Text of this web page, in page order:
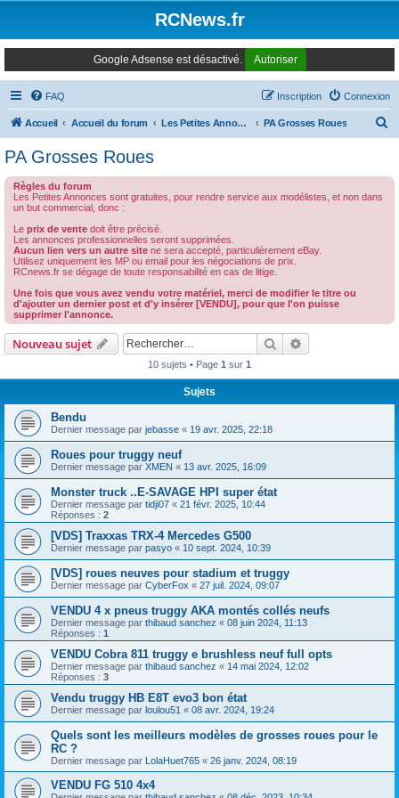
RCNews.fr
Google Adsense est désactivé. Autoriser
FAQ Connexion
Inscription
Accueil Accueil du forum Les Petites Annonces Modernes PA Grosses Roues
PA Grosses Roues
Règles du forum
Les Petites Annonces sont gratuites, pour rendre service aux modélistes, et non dans
un but commercial, donc :
Le prix de vente doit être précisé.
Les annonces professionnelles seront supprimées.
Aucun lien vers un autre site ne sera accepté, particulièrement eBay.
Utilisez uniquement les MP ou email pour les négociations de prix.
RCnews.fr se dégage de toute responsabilité en cas de litige.
Une fois que vous avez vendu votre matériel, merci de modifier le titre ou
d'ajouter un dernier post et d'y insérer [VENDU], pour que l'on puisse
supprimer l'annonce.
Nouveau sujet Rechercher
10 sujets • Page 1 sur 1
Sujets
Bendu
Dernier message par jebasse « 19 avr. 2025, 22:18
Roues pour truggy neuf
Dernier message par XMEN « 13 avr. 2025, 16:09
Monster truck ..E-SAVAGE HPI super état
Dernier message par tidji07 « 21 févr. 2025, 10:44
Réponses : 2
[VDS] Traxxas TRX-4 Mercedes G500
Dernier message par pasyo « 10 sept. 2024, 10:39
[VDS] roues neuves pour stadium et truggy
Dernier message par CyberFox « 27 juil. 2024, 09:07
VENDU 4 x pneus truggy AKA montés collés neufs
Dernier message par thibaud sanchez « 08 juin 2024, 11:13
Réponses : 1
VENDU Cobra 811 truggy e brushless neuf full opts
Dernier message par thibaud sanchez « 14 mai 2024, 12:02
Réponses : 3
Vendu truggy HB E8T evo3 bon état
Dernier message par loulou51 « 08 avr. 2024, 19:24
Quels sont les meilleurs modèles de grosses roues pour le
RC ?
Dernier message par LolaHuet765 « 26 janv. 2024, 08:19
VENDU FG 510 4x4
Panneau de gestion des cookies